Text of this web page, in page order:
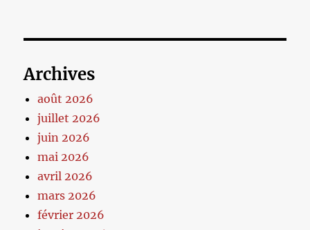
Archives
août 2026
juillet 2026
juin 2026
mai 2026
avril 2026
mars 2026
février 2026